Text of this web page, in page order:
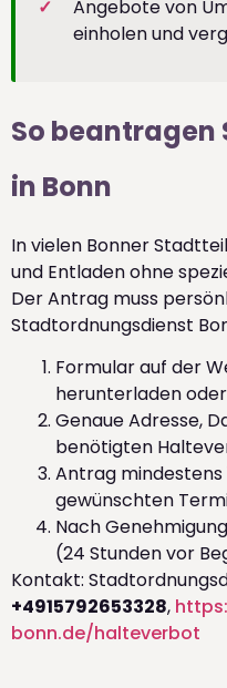
Angebote von
einholen und
So beantragen
in Bonn
In vielen Bonner
und Entladen ohne
Der Antrag muss
Stadtordnungsdienst
Formular auf der
herunterladen
Genaue Adresse,
benötigten
Antrag
gewünschten
Nach
(24 Stunden vor
Kontakt:
+4915792653328,
bonn.de/halteverbot